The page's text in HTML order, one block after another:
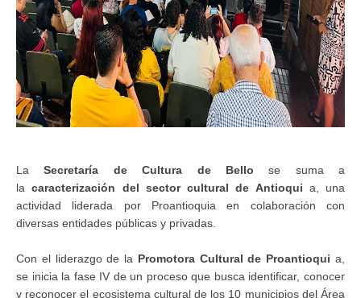
LaSecretaría de Cultura de Bellose suma a
lacaracterización del sector cultural de Antioqui a, una
actividad liderada por Proantioquia en colaboración con
diversas entidades públicas y privadas.
Con el liderazgo de la Promotora Cultural de Proantioquia,
se inicia la fase IV de un proceso que busca identificar, conocer
y reconocer el ecosistema cultural de los 10 municipios del Área